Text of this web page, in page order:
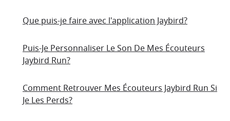
Que puis-je faire avec l'application Jaybird?
Puis-Je Personnaliser Le Son De Mes Écouteurs
Jaybird Run?
Comment Retrouver Mes Écouteurs Jaybird Run Si
Je Les Perds?